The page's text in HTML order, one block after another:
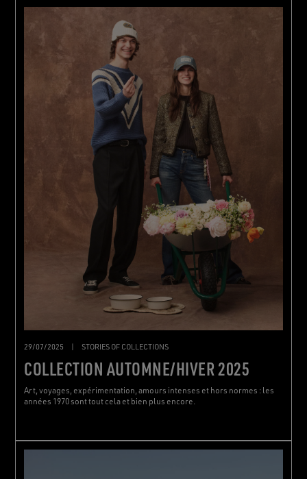
29/07/2025 STORIES OF COLLECTIONS
COLLECTION AUTOMNE/HIVER 2025
Art, voyages, expérimentation, amours intenses et hors normes : les
années 1970 sont tout cela et bien plus encore.